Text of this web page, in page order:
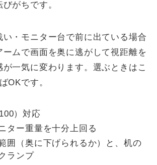
がちです。
い・モニター台で前に出ている場合
ームで画面を奥に逃がして視距離を
一気に変わります。選ぶときはこ
OKです。
）対応
ター重量を十分上回る
囲（奥に下げられるか）と、机の
ランプ